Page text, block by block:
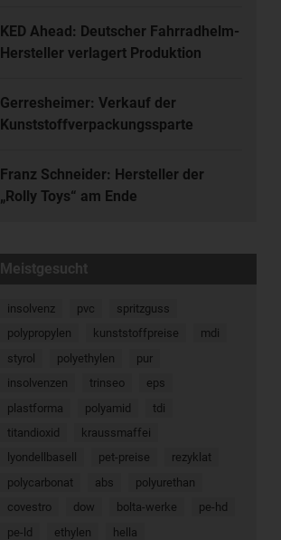
KED Ahead: Deutscher Fahrradhelm-
Hersteller verlagert Produktion
Gerresheimer: Verkauf der
Kunststoffverpackungssparte
Franz Schneider: Hersteller der
„Rolly Toys“ am Ende
Meistgesucht
insolvenz pvc
spritzguss
polypropylen
kunststoffpreise
mdi
styrol
polyethylen
pur
insolvenzen
trinseo
eps
plastforma
polyamid
tdi
titandioxid
kraussmaffei
lyondellbasell
pet-preise
rezyklat
polycarbonat
abs
polyurethan
covestro
dow bolta-werke
pe-hd
pe-ld
ethylen hella